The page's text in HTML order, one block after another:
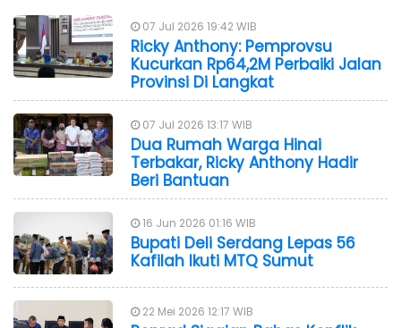
07 Jul 2026 19:42 WIB
Ricky Anthony: Pemprovsu
Kucurkan Rp64,2M Perbaiki Jalan
Provinsi Di Langkat
07 Jul 2026 13:17 WIB
Dua Rumah Warga Hinai
Terbakar, Ricky Anthony Hadir
Beri Bantuan
16 Jun 2026 01:16 WIB
Bupati Deli Serdang Lepas 56
Kafilah Ikuti MTQ Sumut
22 Mei 2026 12:17 WIB